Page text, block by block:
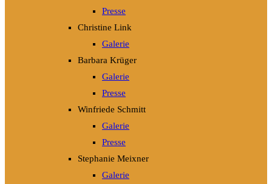
Presse
Christine Link
Galerie
Barbara Krüger
Galerie
Presse
Winfriede Schmitt
Galerie
Presse
Stephanie Meixner
Galerie